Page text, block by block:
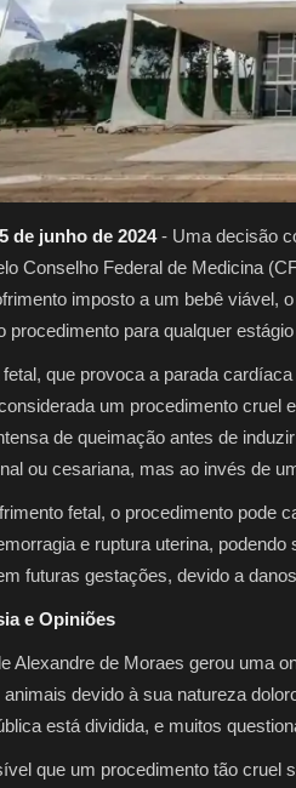
de junho de 2024- Uma decisão
Conselho Federal de Medicina
imposto a um bebê viável,
procedimento para qualquer
que provoca a parada
um procedimento cruel
de queimação antes de
ou cesariana, mas ao invés de
fetal, o procedimento pode
e ruptura uterina,
futuras gestações, devido a
e Opiniões
Alexandre de Moraes gerou uma
devido à sua natureza
está dividida, e muitos
que um procedimento tão cruel